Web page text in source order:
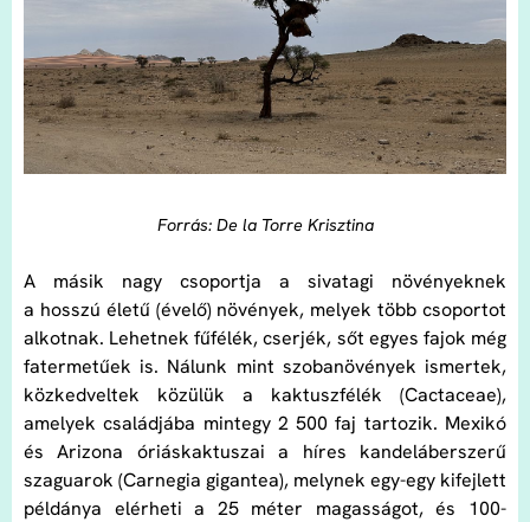
Forrás: De la Torre Krisztina
A másik nagy csoportja a sivatagi növényeknek
a hosszú életű (évelő) növények, melyek több csoportot
alkotnak. Lehetnek fűfélék, cserjék, sőt egyes fajok még
fatermetűek is. Nálunk mint szobanövények ismertek,
közkedveltek közülük a kaktuszfélék (Cactaceae),
amelyek családjába mintegy 2 500 faj tartozik. Mexikó
és Arizona óriáskaktuszai a híres kandeláberszerű
szaguarok (Carnegia gigantea), melynek egy-egy kifejlett
példánya elérheti a 25 méter magasságot, és 100-